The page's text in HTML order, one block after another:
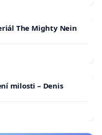
The Mighty Nein
milosti – Denis